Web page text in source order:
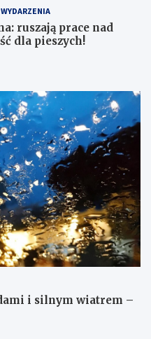
WYDARZENIA
ruszają prace nad
dla pieszych!
i silnym wiatrem –